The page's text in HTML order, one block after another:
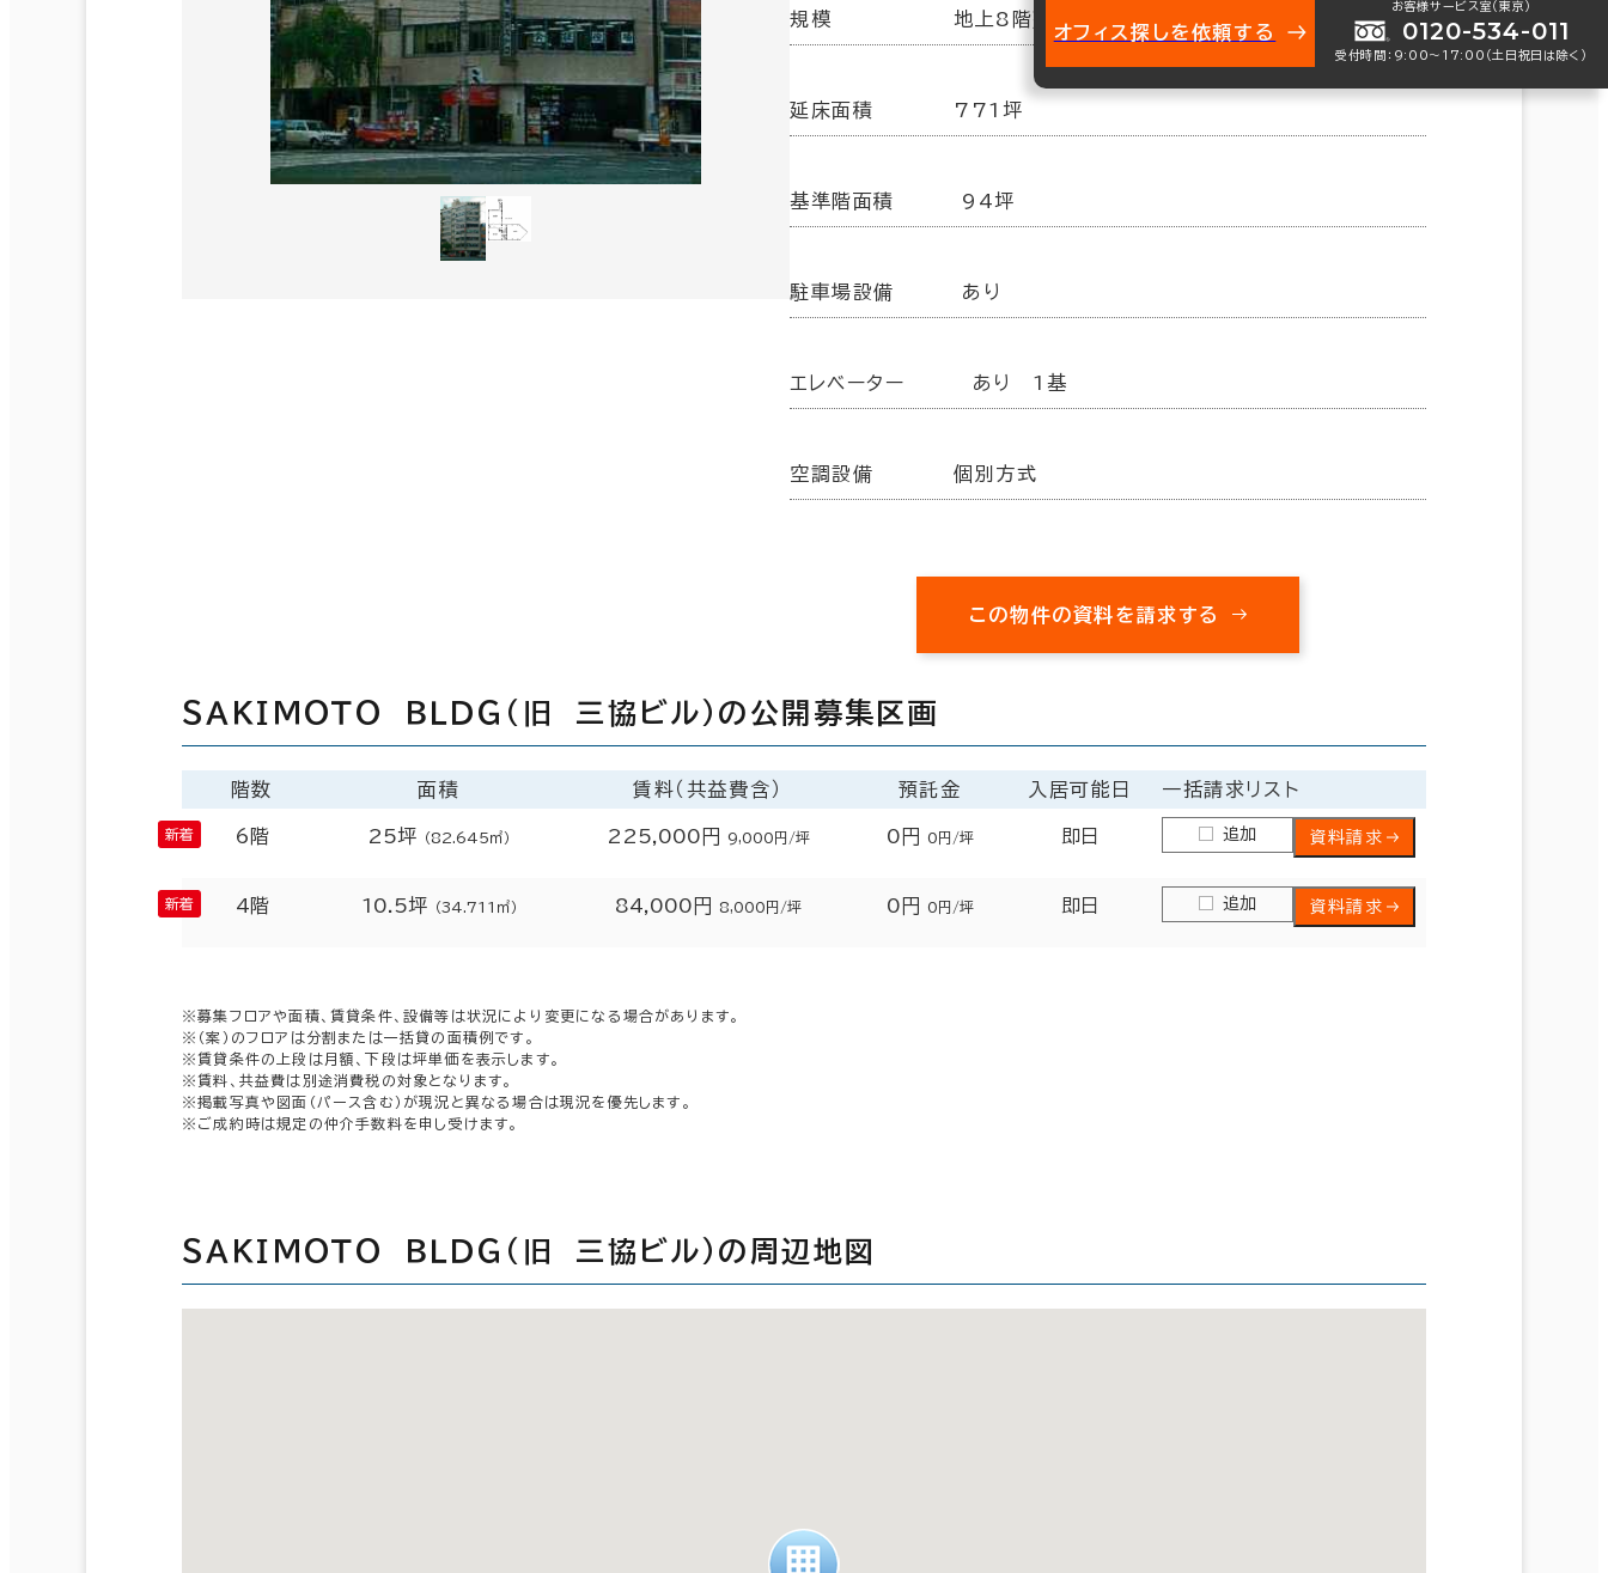
規模 地上8階建
延床面積 771坪
基準階面積 94坪
駐車場設備 あり
エレベーター あり 1基
空調設備 個別方式
この物件の資料を請求する
ＳＡＫＩＭＯＴＯ ＢＬＤＧ（旧 三協ビル）の公開募集区画
階数 面積 賃料（共益費含） 預託金 入居可能日 一括請求リスト
6階 25坪 （82.645㎡） 225,000円 9,000円/坪 0円 0円/坪 即日 追加 資料請求
4階 10.5坪 （34.711㎡） 84,000円 8,000円/坪 0円 0円/坪 即日 追加 資料請求
※募集フロアや面積、賃貸条件、設備等は状況により変更になる場合があります。
※（案）のフロアは分割または一括貸の面積例です。
※賃貸条件の上段は月額、下段は坪単価を表示します。
※賃料、共益費は別途消費税の対象となります。
※掲載写真や図面（パース含む）が現況と異なる場合は現況を優先します。
※ご成約時は規定の仲介手数料を申し受けます。
ＳＡＫＩＭＯＴＯ ＢＬＤＧ（旧 三協ビル）の周辺地図
オフィス探しを依頼する
お客様サービス室（東京）
0120-534-011
受付時間：9:00〜17:00（土日祝日は除く）